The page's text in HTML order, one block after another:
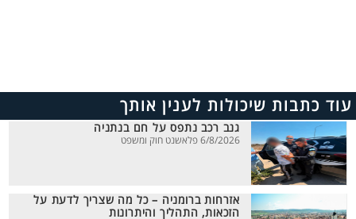
עוד כתבות שיכולות לענין אותך
גנב רכב נתפס על חם בנתניה
6/8/2026 פלאשנט חוק ומשפט
אזרחות ברומניה – כל מה שצריך לדעת על
הזכאות, התהליך והיתרונות